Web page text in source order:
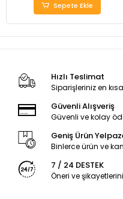
Sepete Ekle
Hızlı Teslimat
Siparişleriniz en
Güvenli Alışveriş
Güvenli ve kolay
Geniş Ürün
Binlerce ürün ve
7 / 24 DESTEK
Öneri ve